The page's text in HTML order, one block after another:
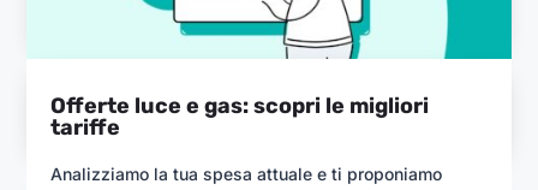
Offerte luce e gas: scopri le migliori
tariffe
Analizziamo la tua spesa attuale e ti proponiamo